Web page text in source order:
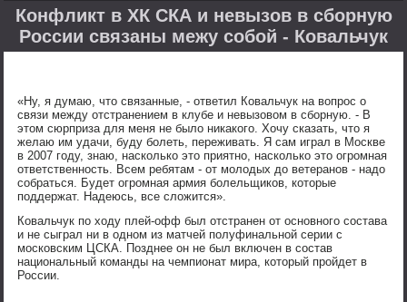
Конфликт в ХК СКА и невызов в сборную
России связаны межу собой - Ковальчук
«Ну, я думаю, что связанные, - ответил Ковальчук на вопрос о
связи между отстранением в клубе и невызовом в сборную. - В
этом сюрприза для меня не было никакого. Хочу сказать, что я
желаю им удачи, буду болеть, переживать. Я сам играл в Москве
в 2007 году, знаю, насколько это приятно, насколько это огромная
ответственность. Всем ребятам - от молодых до ветеранов - надо
собраться. Будет огромная армия болельщиков, которые
поддержат. Надеюсь, все сложится».
Ковальчук по ходу плей-офф был отстранен от основного состава
и не сыграл ни в одном из матчей полуфинальной серии с
московским ЦСКА. Позднее он не был включен в состав
национальный команды на чемпионат мира, который пройдет в
России.